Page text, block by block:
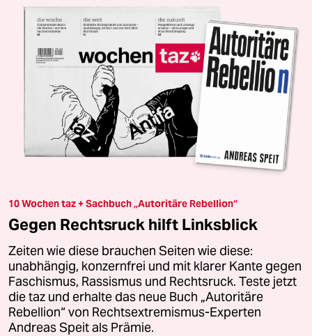
10 Wochen taz + Sachbuch „Autoritäre Rebellion“
Gegen Rechtsruck hilft Linksblick
Zeiten wie diese brauchen Seiten wie diese:
unabhängig, konzernfrei und mit klarer Kante gegen
Faschismus, Rassismus und Rechtsruck. Teste jetzt
die taz und erhalte das neue Buch „Autoritäre
Rebellion“ von Rechtsextremismus-Experten
Andreas Speit als Prämie.